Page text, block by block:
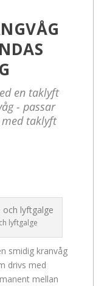
en taklyft
- passar
taklyft
lyftgalge
smidig kranvåg
drivs med
mellan